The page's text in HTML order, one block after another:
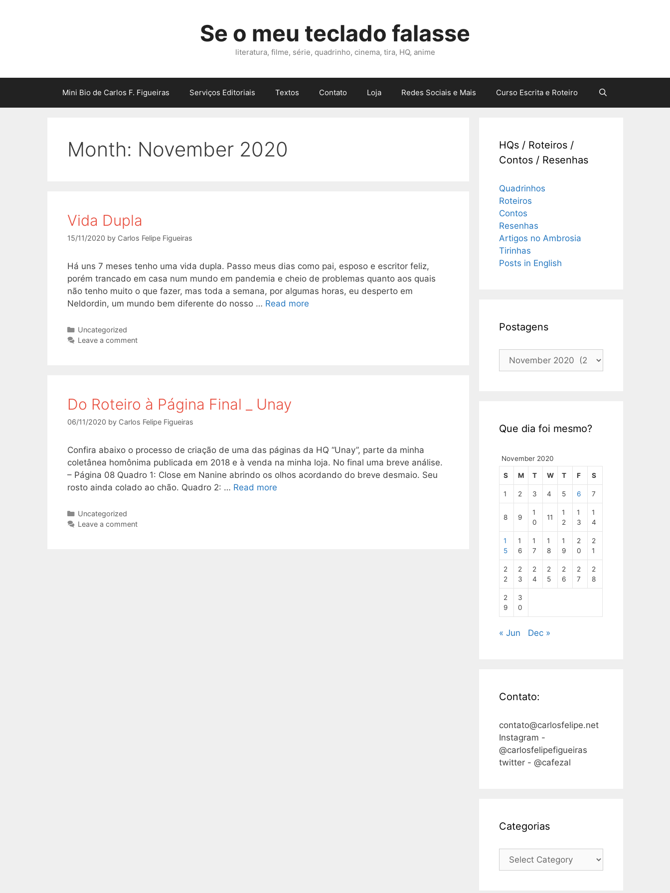
Se o meu teclado falasse
literatura, filme, série, quadrinho, cinema, tira, HQ, anime
Mini Bio de Carlos F. Figueiras Serviços Editoriais Textos Contato Loja Redes Sociais e Mais Curso Escrita e Roteiro
Month: November 2020
Vida Dupla
15/11/2020 by Carlos Felipe Figueiras
Há uns 7 meses tenho uma vida dupla. Passo meus dias como pai, esposo e escritor feliz,
porém trancado em casa num mundo em pandemia e cheio de problemas quanto aos quais
não tenho muito o que fazer, mas toda a semana, por algumas horas, eu desperto em
Neldordin, um mundo bem diferente do nosso … Read more
Categories
Uncategorized
Leave a comment
Do Roteiro à Página Final _ Unay
06/11/2020 by Carlos Felipe Figueiras
Confira abaixo o processo de criação de uma das páginas da HQ “Unay”, parte da minha
coletânea homônima publicada em 2018 e à venda na minha loja. No final uma breve análise.
– Página 08 Quadro 1: Close em Nanine abrindo os olhos acordando do breve desmaio. Seu
rosto ainda colado ao chão. Quadro 2: … Read more
Categories
Uncategorized
Leave a comment
HQs / Roteiros /
Contos / Resenhas
Quadrinhos
Roteiros
Contos
Resenhas
Artigos no Ambrosia
Tirinhas
Posts in English
Postagens
Postagens
Que dia foi mesmo?
November 2020
S M T W T F S
1 2 3 4 5 6 7
8 9
1
0
11
1
2
1
3
1
4
1
5
1
6
1
7
1
8
1
9
2
0
2
1
2
2
2
3
2
4
2
5
2
6
2
7
2
8
2
9
3
0
« Jun Dec »
Contato:
contato@carlosfelipe.net
Instagram -
@carlosfelipefigueiras
twitter - @cafezal
Categorias
Categorias